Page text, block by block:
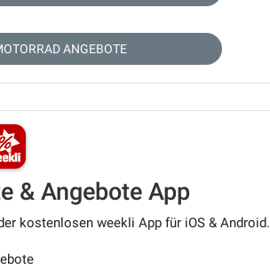
ANGEBOTE
& Angebote App
kostenlosen weekli App für iOS & Android.